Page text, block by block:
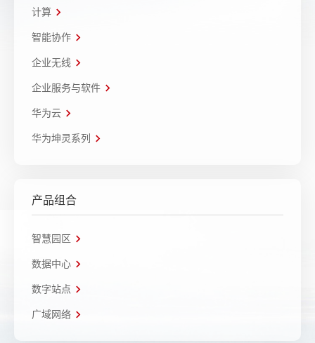
计算
智能协作
企业无线
企业服务与软件
华为云
华为坤灵系列
产品组合
智慧园区
数据中心
数字站点
广域网络